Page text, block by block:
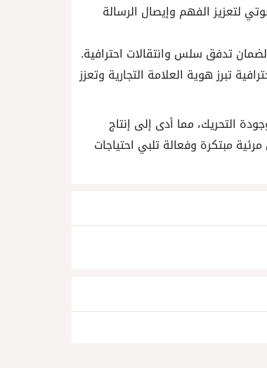
لتعزيز الفهم وإيصال الرسالة
تدفق سلس وانتقالات احترافية.
تبرز هوية العلامة التجارية وتعزز
التحريك، مما أدى إلى إنتاج
مبتكرة وفعالة تلبي احتياجات